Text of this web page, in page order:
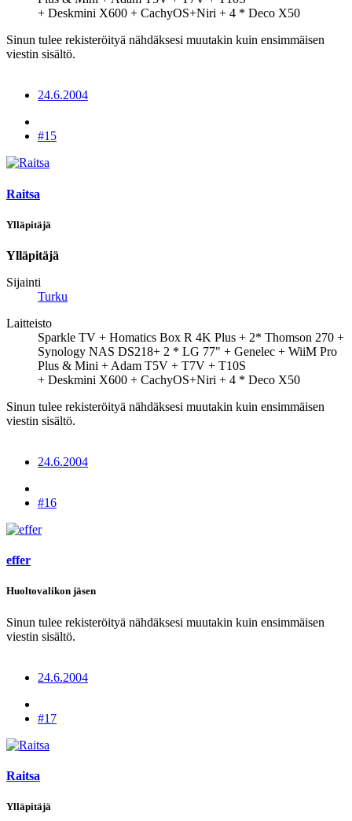
+ Deskmini X600 + CachyOS+Niri + 4 * Deco X50
Sinun tulee rekisteröityä nähdäksesi muutakin kuin ensimmäisen
viestin sisältö.
24.6.2004
#15
Raitsa
Ylläpitäjä
Ylläpitäjä
Sijainti
Turku
Laitteisto
Sparkle TV + Homatics Box R 4K Plus + 2* Thomson 270 +
Synology NAS DS218+ 2 * LG 77" + Genelec + WiiM Pro
Plus & Mini + Adam T5V + T7V + T10S
+ Deskmini X600 + CachyOS+Niri + 4 * Deco X50
Sinun tulee rekisteröityä nähdäksesi muutakin kuin ensimmäisen
viestin sisältö.
24.6.2004
#16
effer
Huoltovalikon jäsen
Sinun tulee rekisteröityä nähdäksesi muutakin kuin ensimmäisen
viestin sisältö.
24.6.2004
#17
Raitsa
Ylläpitäjä